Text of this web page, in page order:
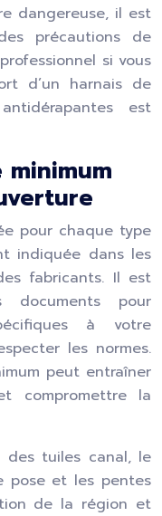
dangereuse, il est
précautions de
si vous
d’un harnais de
est
pour chaque type
indiquée dans les
fabricants. Il est
documents pour
à votre
les normes.
peut entraîner
compromettre la
des tuiles canal, le
pose et les pentes
de la région et